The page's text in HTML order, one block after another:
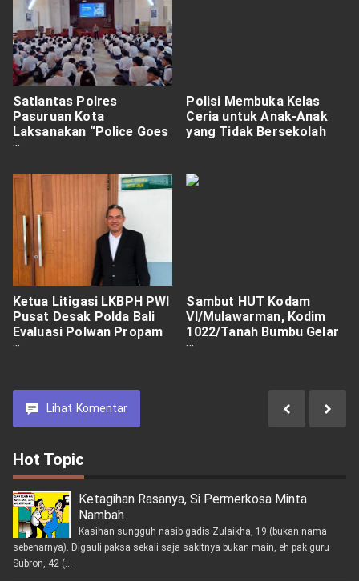
Satlantas Polres
Pasuruan Kota
Laksanakan “Police Goes
to School” di SMK Unsur
Ops Patuh Semeru 2025
Polisi Membuka Kelas
Ceria untuk Anak-Anak
yang Tidak Bersekolah
Ketua Litigasi LKBPH PWI
Pusat Desak Polda Bali
Evaluasi Polwan Propam
yang Diduga Intimidasi
Sambut HUT Kodam
VI/Mulawarman, Kodim
1022/Tanah Bumbu Gelar
Penanaman Mangrove
Lihat Komentar
Hot Topic
Ketagihan Rasanya, Si Permerkosa Minta
Nambah
Kasihan sungguh nasib gadis Zulaikha, 19 (bukan nama
sebenarnya). Digauli paksa sekali saja sakitnya bukan main, eh pak guru
Subron, 42 (...